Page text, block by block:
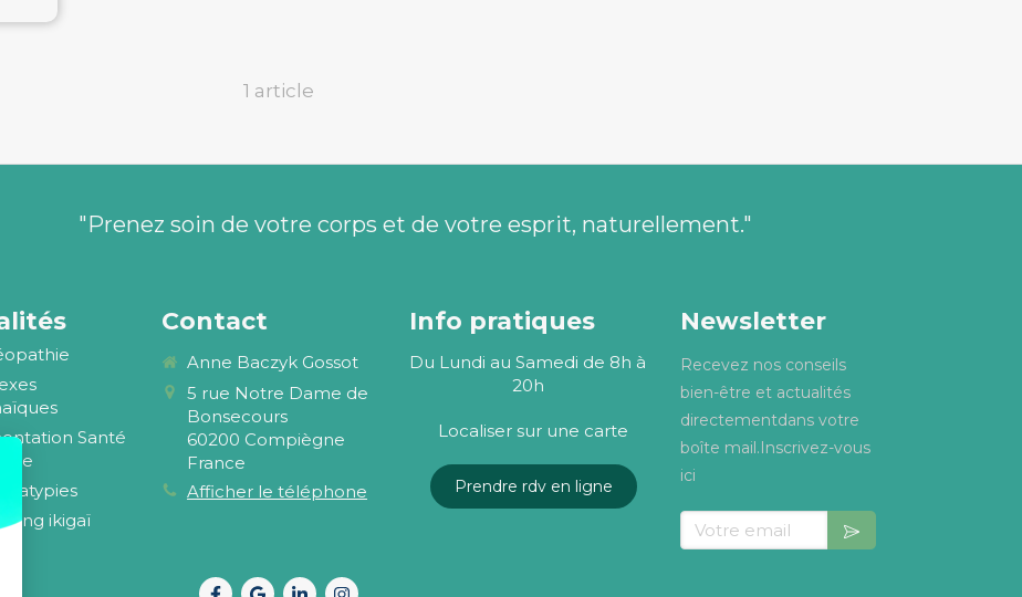
1 article
"Prenez soin de votre corps et de votre esprit, naturellement."
Santé
ikigaï
Contact
Anne Baczyk Gossot
5 rue Notre Dame de
Bonsecours
60200 Compiègne
France
Afficher le téléphone
Info pratiques
Du Lundi au Samedi de 8h à
20h
Localiser sur une carte
Prendre rdv en ligne
Newsletter
Recevez nos conseils
bien-être et actualités
directementdans votre
boîte mail.Inscrivez-vous
ici
Votre email